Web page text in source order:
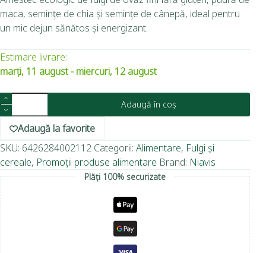
maca, semințe de chia și semințe de cânepă, ideal pentru
un mic dejun sănătos și energizant.
Estimare livrare:
marți, 11 august - miercuri, 12 august
Adaugă în coș
Adaugă la favorite
SKU: 6426284002112 Categorii: Alimentare, Fulgi și
cereale, Promoții produse alimentare Brand: Niavis
Plăți 100% securizate